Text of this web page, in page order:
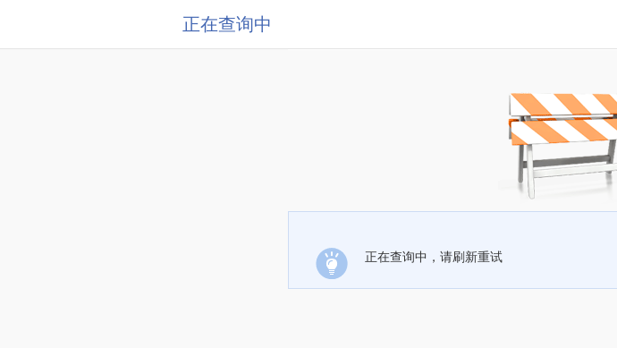
正在查询中
正在查询中，请刷新重试